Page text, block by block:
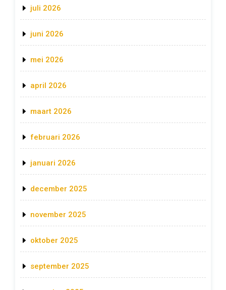
juli 2026
juni 2026
mei 2026
april 2026
maart 2026
februari 2026
januari 2026
december 2025
november 2025
oktober 2025
september 2025